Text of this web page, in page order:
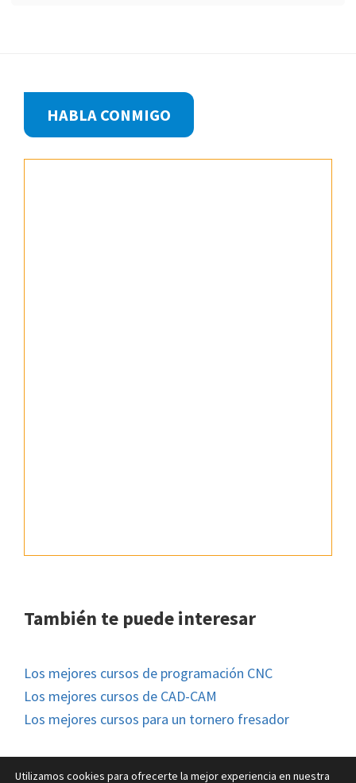
FooterHABLA CONMIGO
También te puede interesar
Los mejores cursos de programación CNC
Los mejores cursos de CAD-CAM
Los mejores cursos para un tornero fresador
Utilizamos cookies para ofrecerte la mejor experiencia en nuestra